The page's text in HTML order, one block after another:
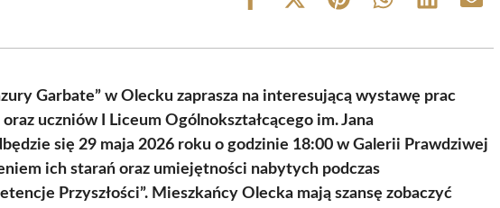
Share
Share
(Twitter)
Share Share Share Share
Garbate” w Olecku zaprasza na interesującą wystawę prac
uczniów I Liceum Ogólnokształcącego im. Jana
się 29 maja 2026 roku o godzinie 18:00 w Galerii Prawdziwej
ich starań oraz umiejętności nabytych podczas
Przyszłości”. Mieszkańcy Olecka mają szansę zobaczyć